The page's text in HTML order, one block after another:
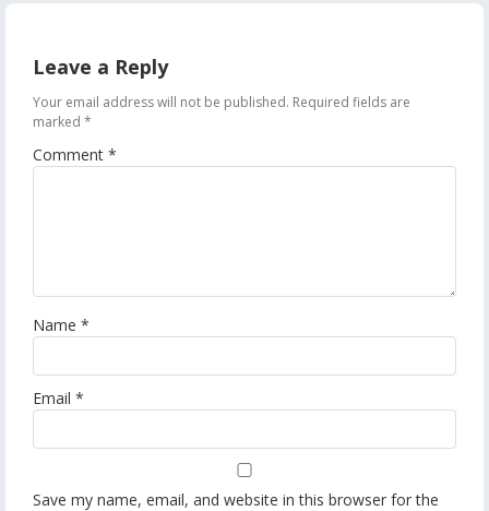
Leave a Reply
Your email address will not be published. Required fields are
marked *
Comment *
Name *
Email *
Save my name, email, and website in this browser for the